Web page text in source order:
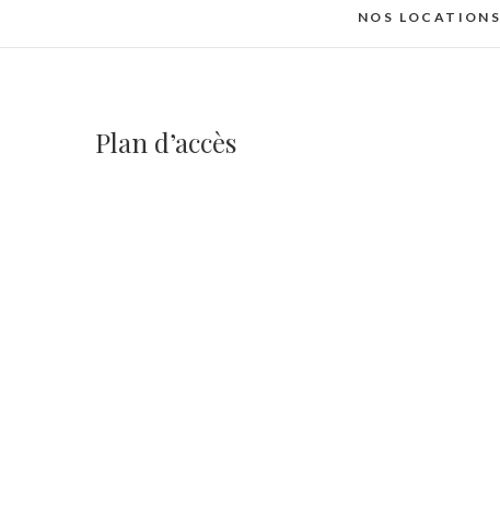
NOS LOCATIONS
Plan d’accès